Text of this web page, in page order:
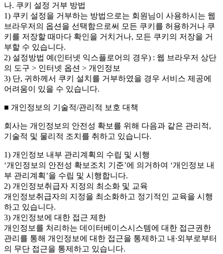
나. 쿠키 설정 거부 방법
1) 쿠키 설정을 거부하는 방법으로는 회원님이 사용하시는 웹
브라우저의 옵션을 선택함으로써 모든 쿠키를 허용하거나 쿠
키를 저장할 때마다 확인을 거치거나, 모든 쿠키의 저장을 거
부할 수 있습니다.
2) 설정방법 예(인터넷 익스플로어의 경우) : 웹 브라우저 상단
의 도구 > 인터넷 옵션 > 개인정보
3) 단, 귀하께서 쿠키 설치를 거부하였을 경우 서비스 제공에
어려움이 있을 수 있습니다.
■ 개인정보의 기술적/관리적 보호 대책
회사는 개인정보의 안전성 확보를 위해 다음과 같은 관리적,
기술적 및 물리적 조치를 취하고 있습니다.
1) 개인정보 내부 관리계획의 수립 및 시행
‘개인정보의 안전성 확보조치 기준’에 의거하여 ‘개인정보 내
부 관리계획’을 수립 및 시행합니다.
2) 개인정보취급자 지정의 최소화 및 교육
개인정보취급자의 지정을 최소화하고 정기적인 교육을 시행
하고 있습니다.
3) 개인정보에 대한 접근 제한
개인정보를 처리하는 데이터베이스시스템에 대한 접근권한
관리를 통해 개인정보에 대한 접근을 통제하고 내∙외부로부터
의 무단 접근을 통제하고 있습니다.